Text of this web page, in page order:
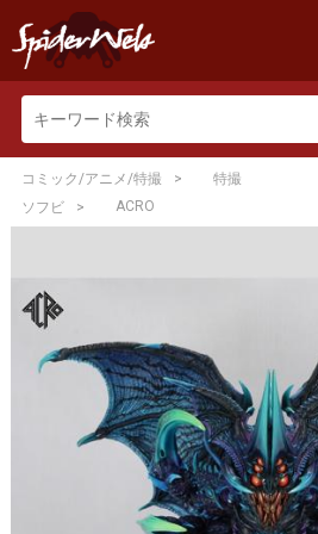
コミック/アニメ/特撮
特撮
ソフビ
ACRO